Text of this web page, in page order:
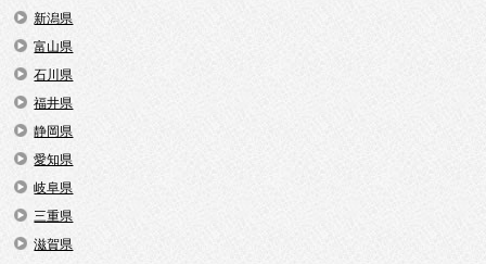
新潟県
富山県
石川県
福井県
静岡県
愛知県
岐阜県
三重県
滋賀県